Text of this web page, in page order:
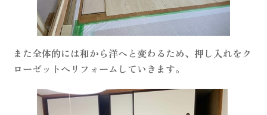
また全体的には和から洋へと変わるため、押し入れをク
ローゼットへリフォームしていきます。